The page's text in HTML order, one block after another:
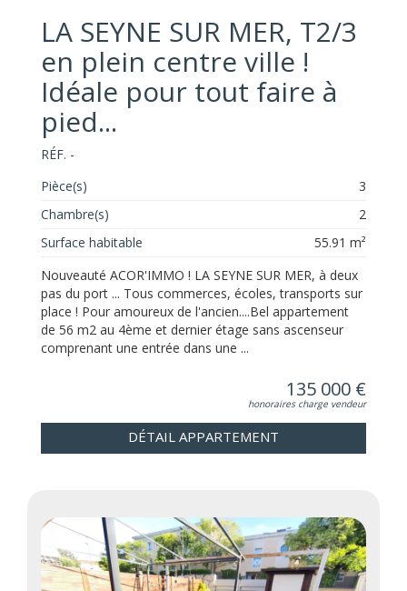
LA SEYNE SUR MER, T2/3
en plein centre ville !
Idéale pour tout faire à
pied...
RÉF. -
Pièce(s)
3
Chambre(s)
2
Surface habitable
55.91 m²
Nouveauté ACOR'IMMO ! LA SEYNE SUR MER, à deux
pas du port ... Tous commerces, écoles, transports sur
place ! Pour amoureux de l'ancien....Bel appartement
de 56 m2 au 4ème et dernier étage sans ascenseur
comprenant une entrée dans une ...
135 000 €
honoraires charge vendeur
DÉTAIL APPARTEMENT